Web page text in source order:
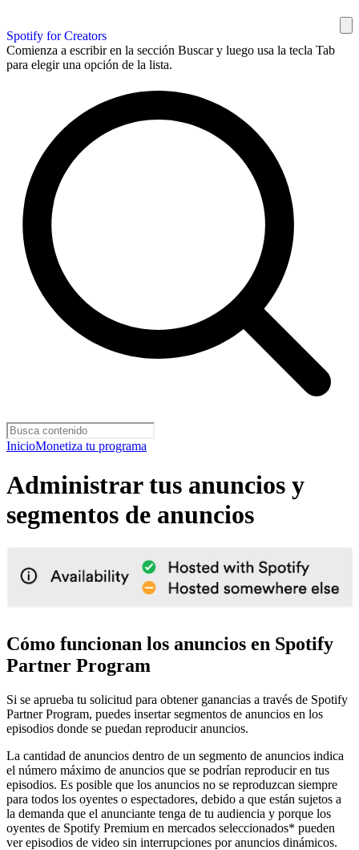
Spotify for Creators
Comienza a escribir en la sección Buscar y luego usa la tecla Tab
para elegir una opción de la lista.
InicioMonetiza tu programa
Administrar tus anuncios y
segmentos de anuncios
Cómo funcionan los anuncios en Spotify
Partner Program
Si se aprueba tu solicitud para obtener ganancias a través de Spotify
Partner Program, puedes insertar segmentos de anuncios en los
episodios donde se puedan reproducir anuncios.
La cantidad de anuncios dentro de un segmento de anuncios indica
el número máximo de anuncios que se podrían reproducir en tus
episodios. Es posible que los anuncios no se reproduzcan siempre
para todos los oyentes o espectadores, debido a que están sujetos a
la demanda que el anunciante tenga de tu audiencia y porque los
oyentes de Spotify Premium en mercados seleccionados* pueden
ver episodios de video sin interrupciones por anuncios dinámicos.